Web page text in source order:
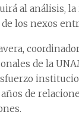
al análisis, la
los nexos
de la
de